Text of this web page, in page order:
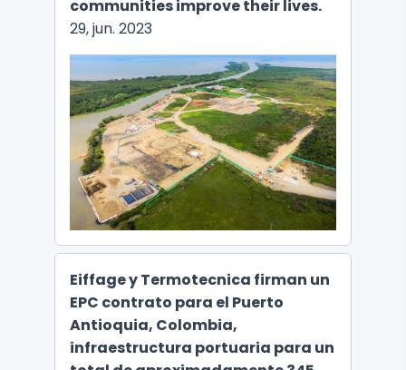
communities improve their lives.
29, jun. 2023
Eiffage y Termotecnica firman un
EPC contrato para el Puerto
Antioquia, Colombia,
infraestructura portuaria para un